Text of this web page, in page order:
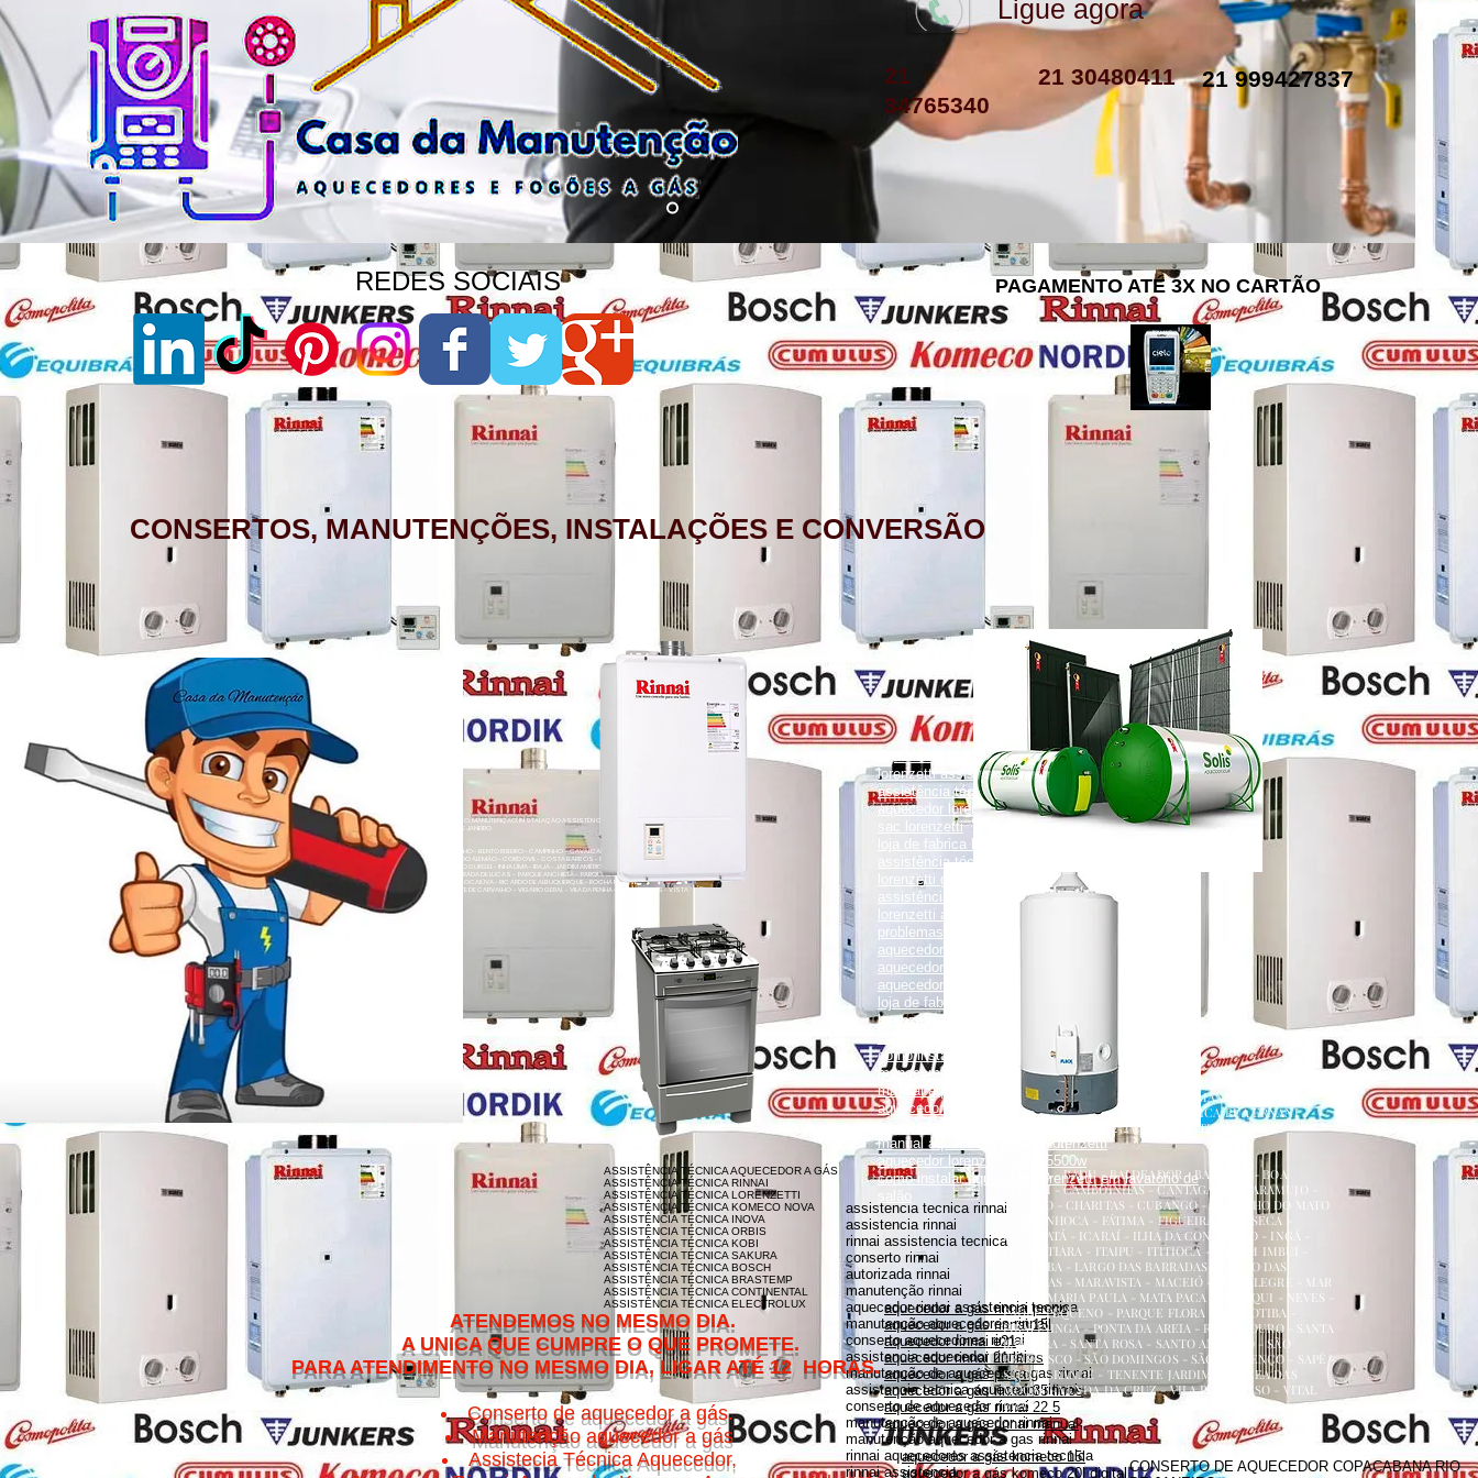
aquecedor a gás komeco 15l
aquecedor a gás komeco 20l digital
ASSISTÊNCIA TÉCNICA AQUECEDOR A GÁS
ASSISTÊNCIA TÉCNICA RINNAI
ASSISTÊNCIA TÉCNICA LORENZETTI
ASSISTÊNCIA TÉCNICA KOMECO NOVA
ASSISTÊNCIA TÉCNICA INOVA
ASSISTÊNCIA TÉCNICA ORBIS
ASSISTÊNCIA TÉCNICA KOBI
ASSISTÊNCIA TÉCNICA SAKURA
ASSISTÊNCIA TÉCNICA BOSCH
ASSISTÊNCIA TÉCNICA BRASTEMP
ASSISTÊNCIA TÉCNICA CONTINENTAL
ASSISTÊNCIA TÉCNICA ELECTROLUX
resistencia de boiler eletrico
resistencia eletrica boiler
resistencia para boiler preço
resistencia boiler komeco
aquecedor a gás rinnai preço
aquecedor a gás rinnai 15l
aquecedor rinnai e21
aquecedor rinnai 21 litros
aquecedor a gás preço
aquecedor a gás rinnai 35 litros
aquecedor a gás rinnai 22 5
aquecedor a gás rinnai manual
Ligue agora
21
34765340
21 30480411 21 999427837
CONSERTO DE AQUECEDOR COPACABANA RIO
assistencia tecnica rinnai
assistencia rinnai
rinnai assistencia tecnica
conserto rinnai
autorizada rinnai
manutenção rinnai
aquecedor rinnai assistencia tecnica
manutenção aquecedores rinnai
conserto aquecedores rinnai
assistencia aquecedor rinnai
manutenção de aquecedor a gas rinnai
assistencia tecnica aquecedor rinnai
conserto de aquecedor rinnai
manutenção de aquecedor rinnai
manutenção aquecedor a gas rinnai
rinnai aquecedores assistencia tecnica
rinnai assistencia
REDES SOCIAIS PAGAMENTO ATÉ 3X NO CARTÃO
CONSERTOS, MANUTENÇÕES, INSTALAÇÕES E CONVERSÃO
aquecedor lorenzetti vazando
lorenzetti assistência técnica
assistência técnica chuveiro lorenzetti rj
aquecedor lorenzetti não esquenta muito
sac lorenzetti
loja de fabrica lorenzetti
assistência técnica lorenzetti lapa
lorenzetti garantia
assistência técnica chuveiro lorenzetti rj
lorenzetti assistência técnica
problemas com aquecedor a gás lorenzetti
aquecedor lorenzetti manual
aquecedor a gás lorenzetti
aquecedor a gás lorenzetti 15l
loja de fabrica lorenzetti
lorenzetti garantia
como instalar aquecedor versátil lorenzetti
como instalar aquecedor lorenzetti em torneira
monocomando
manual aquecedor lorenzetti
aquecedor lorenzetti 110v
aquecedor lorenzetti água da rua
manual aquecedor versátil lorenzetti
aquecedor lorenzetti 220v 5500w
como instalar aquecedor lorenzetti em lavatório de
salão
AQUECEDOR A GÁS , CONSERTO, MANUTENÇÃO, INSTALAÇÃO ASSISTÊNCIA TÉCNICA RUA PORTO FELIZ 371
LOJA A HONORIO GURGEL RIO DE JANEIRO
ZONA NORTE
ACARÍ - ANCHIETA - BARROS FILHO - BENTO RIBEIRO - CAMPINHO - CAVALCANTI - CASCADURA - COELHO
NETO - COLÉGIO - COMPLEXO DO ALEMÃO - CORDOVIL - COSTA BARROS - ENGENHO LEAL - ENGENHO DA
RAINHA - GUADALUPE - HONÓRIO GURGEL - INHAÚMA - IRAJÁ - JARDIM AMÉRICA - MADUREIRA - MARECHAL
HERMES - OSVALDO CRUZ - PARADA DE LUCAS - PARQUE ANCHIETA - PARQUE COLÚMBIA - PAVUNA - PENHA
- PENHA CIRCULAR - QUINTINO BOCAIÚVA - RICARDO DE ALBUQUERQUE - ROCHA MIRANDA - TOMÁS COELHO
- TURIAÇÚ - VAZ LOBO - VICENTE DE CARVALHO - VIGÁRIO GERAL - VILA DA PENHA - VILA KOSMOS - VISTA
ALEGRE
AQUECEDOR A GÁS, CONSERTO,
MANUTENÇÃO, INSTALAÇÃO, ASSISTÊNCIA
TÉCNICA RINNAI RUA BARATA RIBEIRO 232
COPACABANA RIO DE JANEIRO
BAIRROS DE ATENDIMENTO RJ
ZONA SUL
BOTAFOGO - CATETE - COPACABANA -
COSME VELHO - FLAMENGO - GÁVEA -
HUMAITÁ - IPANEMA - JARDIM BOTÂNICO -
LAGOA - LARANJEIRAS - LEBLON - LEME -
ROCINHA - SÃO CONRADO - URCA
AQUECEDOR A GÁS, CONSERTO, MANUTENÇÃO,
INSTALAÇÃO, ASSISTÊNCIA TÉCNICA RUA ERNANI
AMARAL PEIXOTO 252 CENTRO NITERÓI
NITERÓI RJ
ATALAIA - BADU - BALDEADOR - BARRETO - BOA
VIAGEM - CAMBOINHAS - CANTAGALO - CARAMUJO -
CENTRO - CHARITAS - CUBANGO - ENGENHO DO MATO
- ENGENHOCA - FÁTIMA - FIGUEIRA - FONSECA -
GRAGOATÁ - ICARAÍ - ILHA DA CONCEIÇÃO - INGÁ -
ITACOATIARA - ITAIPU - ITITIOCA - JARDIM IMBUÍ -
JURUJUBA - LARGO DAS BARRADAS - LARGO DAS
BATALHAS - MARAVISTA - MACEIÓ - MAR ALEGRE - MAR
AZUL - MARIA PAULA - MATA PACA - MURIQUI - NEVES -
PADRE PEQUENO - PARQUE FLORA - PENDOTIBA -
PIRATININGA - PONTA DA AREIA - RIO DO OURO - SANTA
BÁRBARA - SANTA ROSA - SANTO ANTÔNIO - SÃO
FRANCISCO - SÃO DOMINGOS - SÃO LOURENÇO - SAPÊ -
SERRA GRANDE - TENENTE JARDIM - VARZEA DAS
MOÇAS - VENDA DA CRUZ - VILA PROGRESSO - VITAL
BRASIL
ATENDEMOS NO MESMO DIA.
A UNICA QUE CUMPRE O QUE PROMETE.
PARA ATENDIMENTO NO MESMO DIA, LIGAR ATÉ 12 HORAS.
Conserto de aquecedor a gás.
Manutenção aquecedor a gás
Assistecia Técnica Aquecedor,